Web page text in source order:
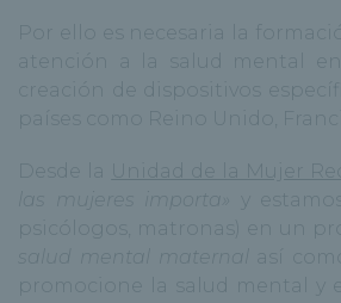
Por ello es necesaria la
atención a la salud mental
creación de dispositivos
países como Reino Unido,
Desde la Unidad de la Mujer
las mujeres importa»
y
psicólogos, matronas) en un
salud mental maternal
así
promocione la salud mental y